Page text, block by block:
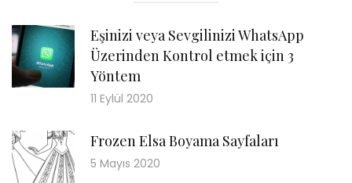
Eşinizi veya Sevgilinizi WhatsApp
Üzerinden Kontrol etmek için 3
Yöntem
11 Eylül 2020
Frozen Elsa Boyama Sayfaları
5 Mayıs 2020